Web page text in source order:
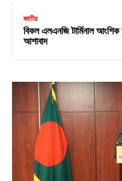
জাতীয়
বিকল এলএনজি টার্মিনাল আংশিক
আশাবাদ